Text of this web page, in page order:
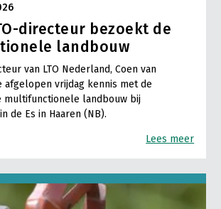
directeur bezoekt de
landbouw
van LTO Nederland, Coen van
afgelopen vrijdag kennis met de
multifunctionele landbouw bij
de Es in Haaren (NB).
Lees meer